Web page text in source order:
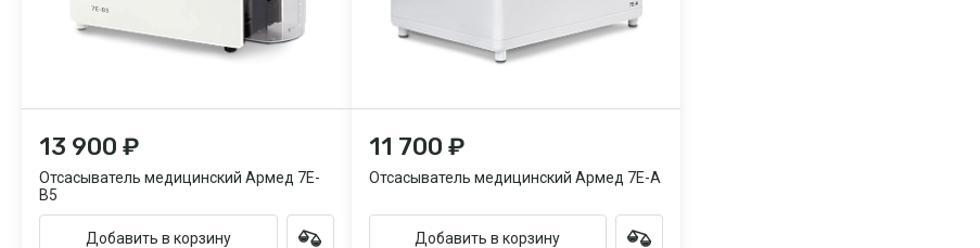
13 900 ₽
Отсасыватель медицинский Армед 7E-
B5
Добавить в корзину
11 700 ₽
Отсасыватель медицинский Армед 7Е-А
Добавить в корзину